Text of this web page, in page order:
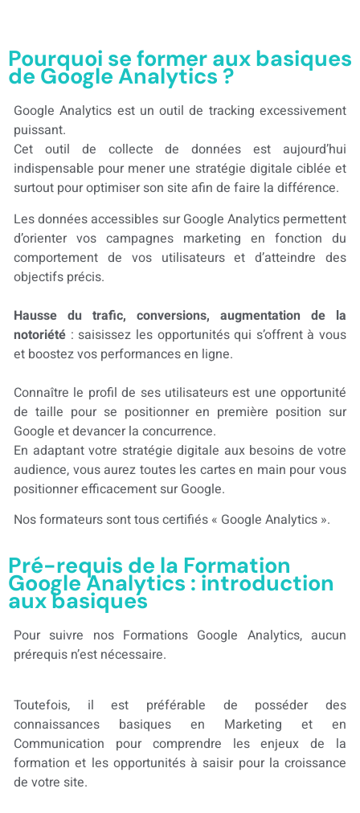
Pourquoi se former aux basiques
de Google Analytics ?
Google Analytics est un outil de tracking excessivement
puissant.
Cet outil de collecte de données est aujourd’hui
indispensable pour mener une stratégie digitale ciblée et
surtout pour optimiser son site afin de faire la différence.
Les données accessibles sur Google Analytics permettent
d’orienter vos campagnes marketing en fonction du
comportement de vos utilisateurs et d’atteindre des
objectifs précis.
Hausse du trafic, conversions, augmentation de la
notoriété : saisissez les opportunités qui s’offrent à vous
et boostez vos performances en ligne.
Connaître le profil de ses utilisateurs est une opportunité
de taille pour se positionner en première position sur
Google et devancer la concurrence.
En adaptant votre stratégie digitale aux besoins de votre
audience, vous aurez toutes les cartes en main pour vous
positionner efficacement sur Google.
Nos formateurs sont tous certifiés « Google Analytics ».
Pré-requis de la Formation
Google Analytics : introduction
aux basiques
Pour suivre nos Formations Google Analytics, aucun
prérequis n’est nécessaire.
Toutefois, il est préférable de posséder des
connaissances basiques en Marketing et en
Communication pour comprendre les enjeux de la
formation et les opportunités à saisir pour la croissance
de votre site.